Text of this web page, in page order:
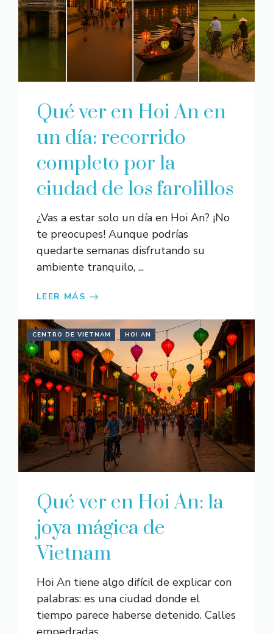
Qué ver en Hoi An en
un día: recorrido
completo por la
ciudad de los farolillos
¿Vas a estar solo un día en Hoi An? ¡No
te preocupes! Aunque podrías
quedarte semanas disfrutando su
ambiente tranquilo, ...
LEER MÁS
CENTRO DE VIETNAM HOI AN
Qué ver en Hoi An: la
joya mágica de
Vietnam
Hoi An tiene algo difícil de explicar con
palabras: es una ciudad donde el
tiempo parece haberse detenido. Calles